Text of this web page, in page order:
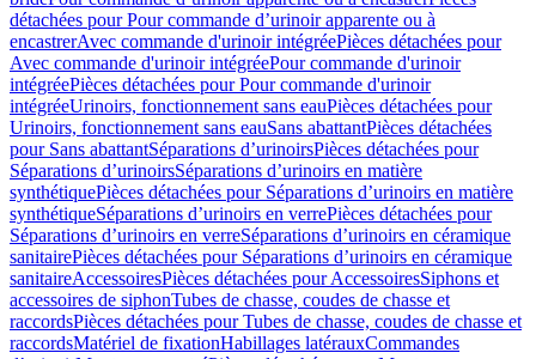
détachées pour Pour commande d’urinoir apparente ou à
encastrerAvec commande d'urinoir intégréePièces détachées pour
Avec commande d'urinoir intégréePour commande d'urinoir
intégréePièces détachées pour Pour commande d'urinoir
intégréeUrinoirs, fonctionnement sans eauPièces détachées pour
Urinoirs, fonctionnement sans eauSans abattantPièces détachées
pour Sans abattantSéparations d’urinoirsPièces détachées pour
Séparations d’urinoirsSéparations d’urinoirs en matière
synthétiquePièces détachées pour Séparations d’urinoirs en matière
synthétiqueSéparations d’urinoirs en verrePièces détachées pour
Séparations d’urinoirs en verreSéparations d’urinoirs en céramique
sanitairePièces détachées pour Séparations d’urinoirs en céramique
sanitaireAccessoiresPièces détachées pour AccessoiresSiphons et
accessoires de siphonTubes de chasse, coudes de chasse et
raccordsPièces détachées pour Tubes de chasse, coudes de chasse et
raccordsMatériel de fixationHabillages latérauxCommandes